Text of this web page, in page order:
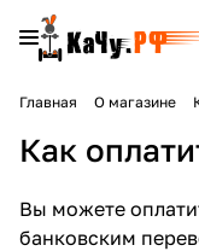
Главная О магазине
Как
Вы можете
банковским